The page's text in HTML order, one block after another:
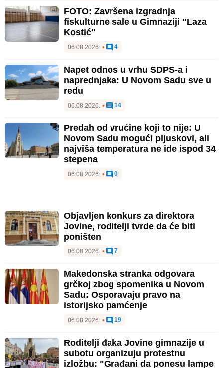
FOTO: Završena izgradnja
fiskulturne sale u Gimnaziji "Laza
Kostić"
06.08.2026. • 4
Napet odnos u vrhu SDPS-a i
naprednjaka: U Novom Sadu sve u
redu
06.08.2026. • 14
Predah od vrućine koji to nije: U
Novom Sadu mogući pljuskovi, ali
najviša temperatura ne ide ispod 34
stepena
06.08.2026. • 0
Objavljen konkurs za direktora
Jovine, roditelji tvrde da će biti
poništen
06.08.2026. • 7
Makedonska stranka odgovara
grčkoj zbog spomenika u Novom
Sadu: Osporavaju pravo na
istorijsko pamćenje
06.08.2026. • 19
Roditelji đaka Jovine gimnazije u
subotu organizuju protestnu
izložbu: "Građani da ponesu lampe